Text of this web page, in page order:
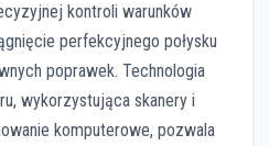
kontroli warunków
perfekcyjnego połysku
poprawek. Technologia
wykorzystująca skanery i
komputerowe, pozwala